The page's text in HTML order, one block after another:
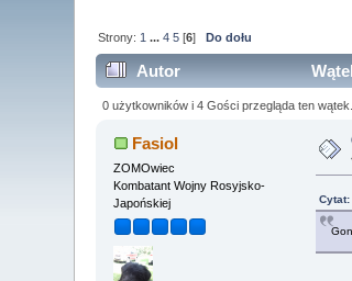
Strony: 1 ...4 5 [6]Do dołu
Autor
0 użytkowników i 4 Gości przegląda ten wątek.
Fasiol
ZOMOwiec
Kombatant Wojny Rosyjsko-
Japońskiej